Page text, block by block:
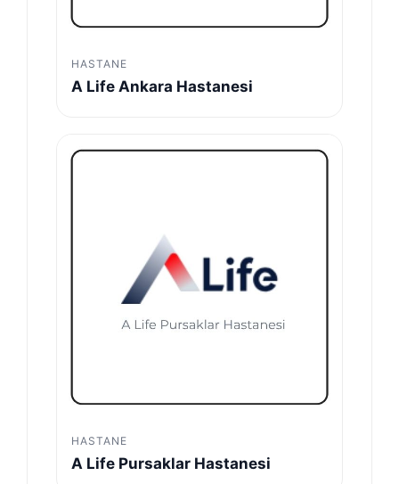
HASTANE
A Life Ankara Hastanesi
HASTANE
A Life Pursaklar Hastanesi